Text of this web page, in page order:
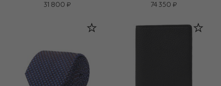
31 800 ₽
74 350 ₽